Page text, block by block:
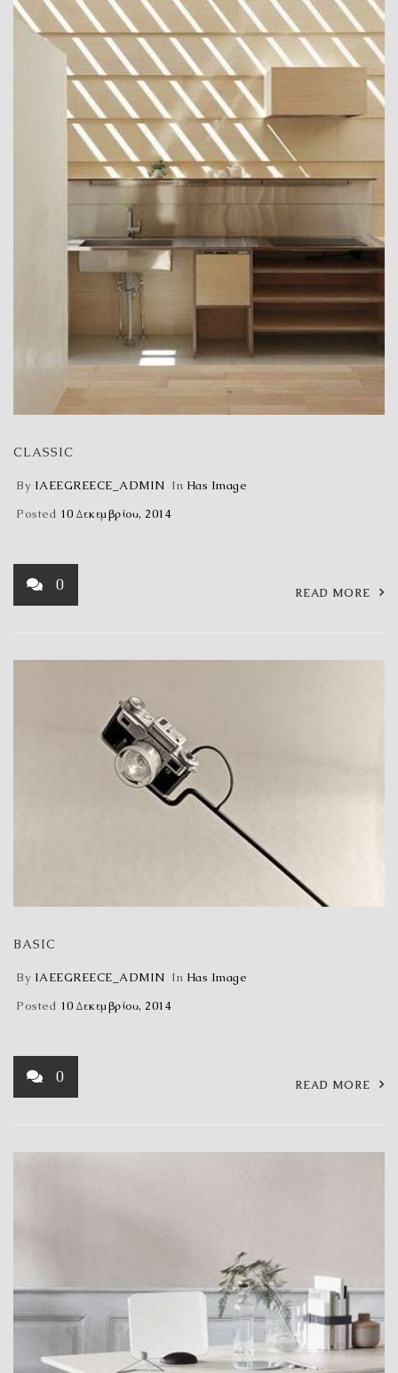
CLASSIC
By IAEEGREECE_ADMIN In Has Image
Posted 10 Δεκεμβρίου, 2014
READ MORE
0
BASIC
By IAEEGREECE_ADMIN In Has Image
Posted 10 Δεκεμβρίου, 2014
READ MORE
0